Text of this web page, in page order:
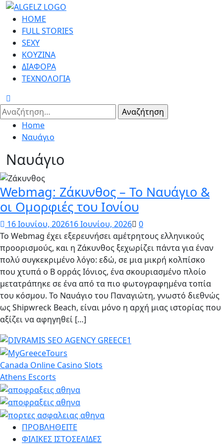
Skip
content
Primary
Menu
HOME
FULL STORIES
SEXY
ΚΟΥΖΙΝΑ
ΔΙΑΦΟΡΑ
ΤΕΧΝΟΛΟΓΙΑ
Αναζήτηση
για:
Home
Ναυάγιο
Ναυάγιο
Webmag: Ζάκυνθος – Το Ναυάγιο &
οι Ομορφιές του Ιονίου
16 Ιουνίου, 202616 Ιουνίου, 2026
0
Το Webmag έχει εξερευνήσει αμέτρητους ελληνικούς
προορισμούς, και η Ζάκυνθος ξεχωρίζει πάντα για έναν
πολύ συγκεκριμένο λόγο: εδώ, σε μια μικρή κολπίσκο
που χτυπά ο Β ορράς Ιόνιος, ένα σκουριασμένο πλοίο
μετατράπηκε σε ένα από τα πιο φωτογραφημένα τοπία
του κόσμου. Το Ναυάγιο του Παναγιώτη, γνωστό διεθνώς
ως Shipwreck Beach, είναι μόνο η αρχή μιας ιστορίας που
αξίζει να αφηγηθεί […]
Canada Online Casino Slots
Athens Escorts
ΠΡΟΒΛΗΘΕΙΤΕ
ΦΙΛΙΚΕΣ ΙΣΤΟΣΕΛΙΔΕΣ